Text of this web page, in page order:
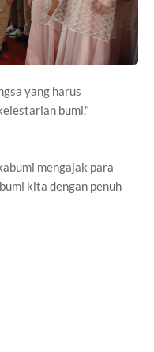
yang harus
bumi,"
mengajak para
kita dengan penuh